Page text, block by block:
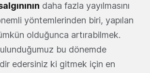
daha fazla yayılmasını
yöntemlerinden biri, yapılan
olduğunca artırabilmek.
bu dönemde
edersiniz ki gitmek için en